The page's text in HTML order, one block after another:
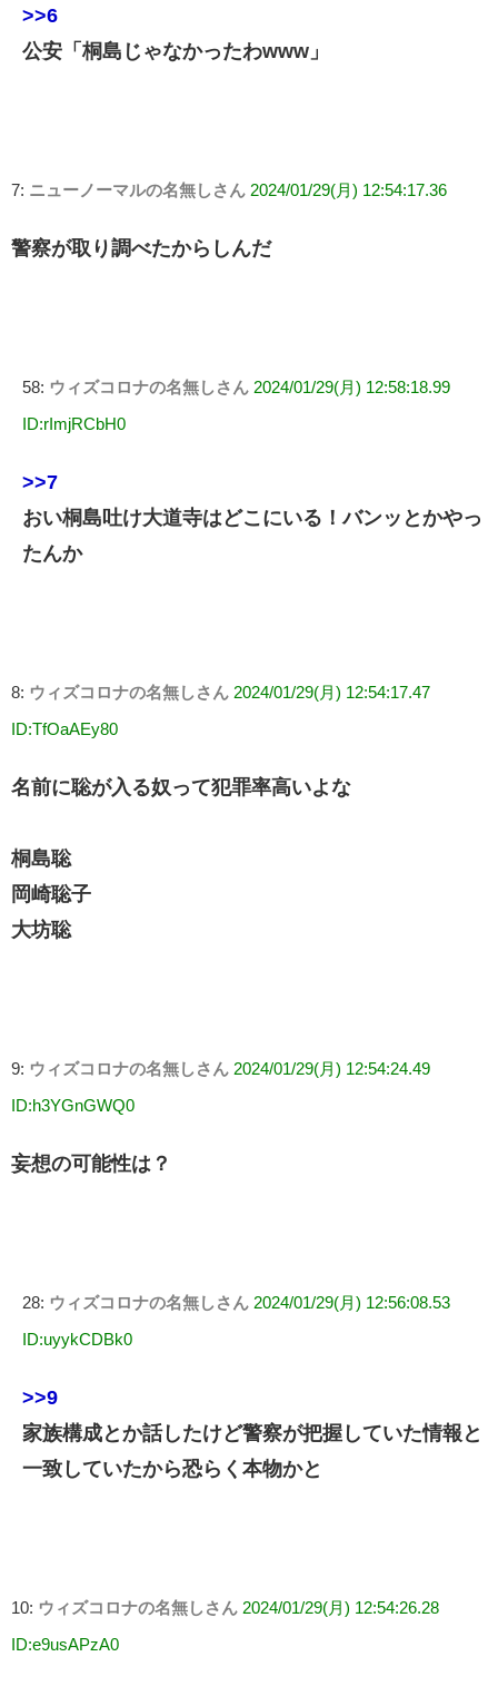
>>6
公安「桐島じゃなかったわwww」
7: ニューノーマルの名無しさん 2024/01/29(月) 12:54:17.36
警察が取り調べたからしんだ
58: ウィズコロナの名無しさん 2024/01/29(月) 12:58:18.99
ID:rImjRCbH0
>>7
おい桐島吐け大道寺はどこにいる！バンッとかやっ
たんか
8: ウィズコロナの名無しさん 2024/01/29(月) 12:54:17.47
ID:TfOaAEy80
名前に聡が入る奴って犯罪率高いよな
桐島聡
岡崎聡子
大坊聡
9: ウィズコロナの名無しさん 2024/01/29(月) 12:54:24.49
ID:h3YGnGWQ0
妄想の可能性は？
28: ウィズコロナの名無しさん 2024/01/29(月) 12:56:08.53
ID:uyykCDBk0
>>9
家族構成とか話したけど警察が把握していた情報と
一致していたから恐らく本物かと
10: ウィズコロナの名無しさん 2024/01/29(月) 12:54:26.28
ID:e9usAPzA0